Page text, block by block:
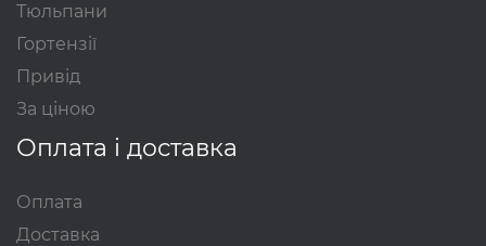
Тюльпани
Гортензії
Привід
За ціною
Оплата і доставка
Оплата
Доставка